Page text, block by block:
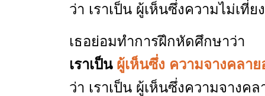
ว่า เราเป็น ผู้เห็นซึ่งความไม่เที่
เธอย่อมทำการฝึกหัดศึกษาว่า
เราเป็นผู้เห็นซึ่ง ความจางคลาย
ว่า เราเป็น ผู้เห็นซึ่งความจางค